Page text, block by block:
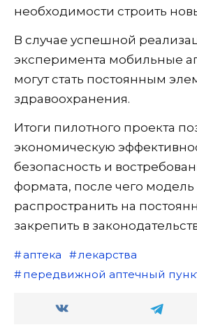
необходимости строить
В случае успешной
эксперимента мобильные
могут стать постоянным
здравоохранения.
Итоги пилотного проекта
экономическую
безопасность и
формата, после чего модель
распространить на
закрепить в
аптека
лекарства
передвижной аптечный